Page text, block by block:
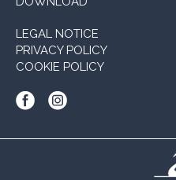
LEGAL NOTICE
PRIVACY POLICY
COOKIE POLICY